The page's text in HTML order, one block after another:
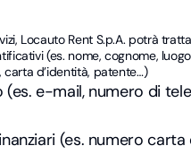
Locauto Rent S.p.A. potrà
(es. nome, cognome,
carta d’identità, patente…)
e-mail, numero di
(es. numero